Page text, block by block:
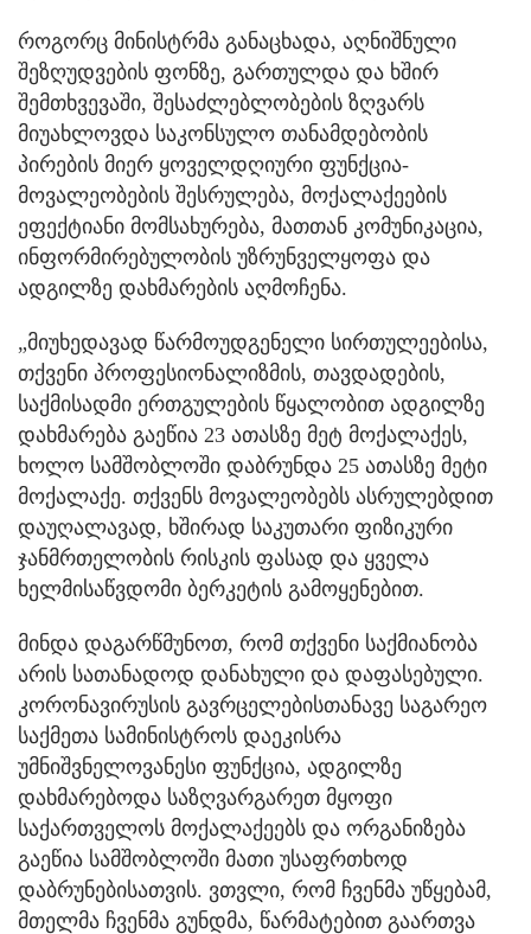
როგორც მინისტრმა განაცხადა, აღნიშნული
შეზღუდვების ფონზე, გართულდა და ხშირ
შემთხვევაში, შესაძლებლობების ზღვარს
მიუახლოვდა საკონსულო თანამდებობის
პირების მიერ ყოველდღიური ფუნქცია-
მოვალეობების შესრულება, მოქალაქეების
ეფექტიანი მომსახურება, მათთან კომუნიკაცია,
ინფორმირებულობის უზრუნველყოფა და
ადგილზე დახმარების აღმოჩენა.
„მიუხედავად წარმოუდგენელი სირთულეებისა,
თქვენი პროფესიონალიზმის, თავდადების,
საქმისადმი ერთგულების წყალობით ადგილზე
დახმარება გაეწია 23 ათასზე მეტ მოქალაქეს,
ხოლო სამშობლოში დაბრუნდა 25 ათასზე მეტი
მოქალაქე. თქვენს მოვალეობებს ასრულებდით
დაუღალავად, ხშირად საკუთარი ფიზიკური
ჯანმრთელობის რისკის ფასად და ყველა
ხელმისაწვდომი ბერკეტის გამოყენებით.
მინდა დაგარწმუნოთ, რომ თქვენი საქმიანობა
არის სათანადოდ დანახული და დაფასებული.
კორონავირუსის გავრცელებისთანავე საგარეო
საქმეთა სამინისტროს დაეკისრა
უმნიშვნელოვანესი ფუნქცია, ადგილზე
დახმარებოდა საზღვარგარეთ მყოფი
საქართველოს მოქალაქეებს და ორგანიზება
გაეწია სამშობლოში მათი უსაფრთხოდ
დაბრუნებისათვის. ვთვლი, რომ ჩვენმა უწყებამ,
მთელმა ჩვენმა გუნდმა, წარმატებით გაართვა